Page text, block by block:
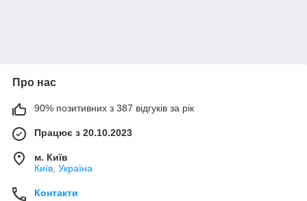
Про нас
90% позитивних з 387 відгуків за рік
Працює з 20.10.2023
м. Київ
Київ, Україна
Контакти